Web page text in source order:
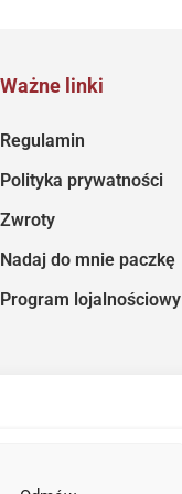
Ważne linki
Regulamin
Polityka prywatności
Zwroty
Nadaj do mnie paczkę
Program lojalnościowy